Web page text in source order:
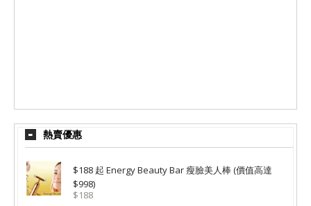
熱賣優惠
$188 起 Energy Beauty Bar 瘦臉美人棒 (價值高達
$998)
$188